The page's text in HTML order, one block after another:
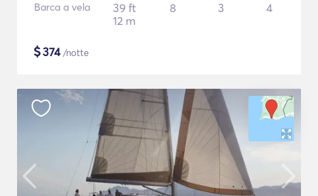
Barca a vela
39 ft
12 m
8 3 4
$374/notte